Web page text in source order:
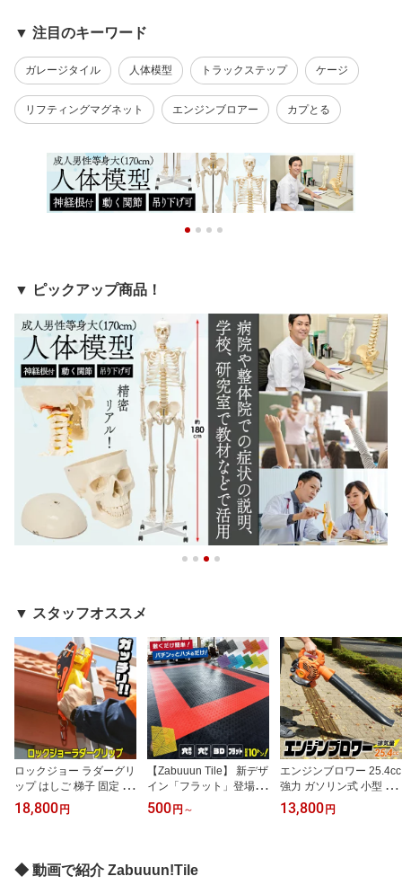
式 ガレージ タイル ガレ
ージマット フロアタイル
オートマット 駐車場 マ
ット 野外 屋外対応 車庫
DIY コーナー エッジメス
エンジンブロア ブロア
ガソリン
済】 | 固着したクリップ
も簡単にとれる
▼ 注目のキーワード
ガレージタイル 人体模型 トラックステップ ケージ
リフティングマグネット エンジンブロアー カプとる
▼ ピックアップ商品！
▼ スタッフオススメ
ロックジョー ラダーグリ
ップ はしご 梯子 固定 ク
ランプ ロックジョーラダ
ー ラダー ハシゴ はしご
安全 安定 器具 Lock Jaw
Ladder Grip 日本正規品
18,800円
【Zabuuun Tile】 新デザ
イン「フラット」登場！
ガレージタイル 40cm ×
40cm × 1.8cm 耐荷重 10t
式 ガレージ タイル ガレ
ージマット フロアタイル
500円 ～
エンジンブロワー 25.4cc
強力 ガソリン式 小型 軽
量 肩掛け ノズル3種付き
送風機 落ち葉掃除 落ち
13,800円
◆ 動画で紹介 Zabuuun!Tile